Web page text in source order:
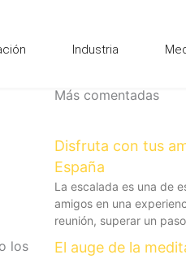
Industria
los
Más comentadas
Disfruta con tus
España
La escalada es una de
amigos en una
reunión, superar un paso
El auge de la